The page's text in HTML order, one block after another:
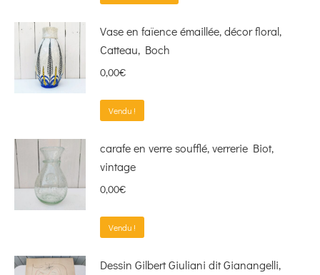
Vase en faïence émaillée, décor floral,
Catteau, Boch
0,00€
Vendu !
carafe en verre soufflé, verrerie Biot,
vintage
0,00€
Vendu !
Dessin Gilbert Giuliani dit Gianangelli,